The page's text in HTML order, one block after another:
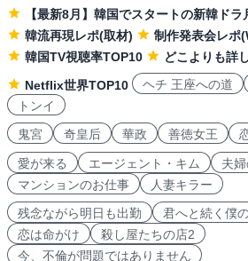
【最新8月】韓国でスタートの新韓ドラ
韓流再現レポ(取材)
制作発表会レポ
韓国TV視聴率TOP10
どこよりも詳
Netflix世界TOP10
ヘチ 王座への道
トンイ
鬼宮
奇皇后 華政 善徳女王
愛が来る エージェント・キム
夫
マンションのお仕事
人妻キラー
残念ながら明日も出勤
君へと続く僕
恋は命がけ
殺し屋たちの店2
今、不倫が問題ではありません